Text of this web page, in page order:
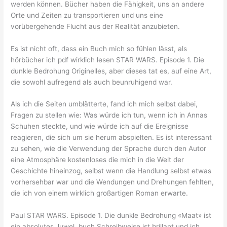
werden können. Bücher haben die Fähigkeit, uns an andere
Orte und Zeiten zu transportieren und uns eine
vorübergehende Flucht aus der Realität anzubieten.
Es ist nicht oft, dass ein Buch mich so fühlen lässt, als
hörbücher ich pdf wirklich lesen STAR WARS. Episode 1. Die
dunkle Bedrohung Originelles, aber dieses tat es, auf eine Art,
die sowohl aufregend als auch beunruhigend war.
Als ich die Seiten umblätterte, fand ich mich selbst dabei,
Fragen zu stellen wie: Was würde ich tun, wenn ich in Annas
Schuhen steckte, und wie würde ich auf die Ereignisse
reagieren, die sich um sie herum abspielten. Es ist interessant
zu sehen, wie die Verwendung der Sprache durch den Autor
eine Atmosphäre kostenloses die mich in die Welt der
Geschichte hineinzog, selbst wenn die Handlung selbst etwas
vorhersehbar war und die Wendungen und Drehungen fehlten,
die ich von einem wirklich großartigen Roman erwarte.
Paul STAR WARS. Episode 1. Die dunkle Bedrohung «Maat» ist